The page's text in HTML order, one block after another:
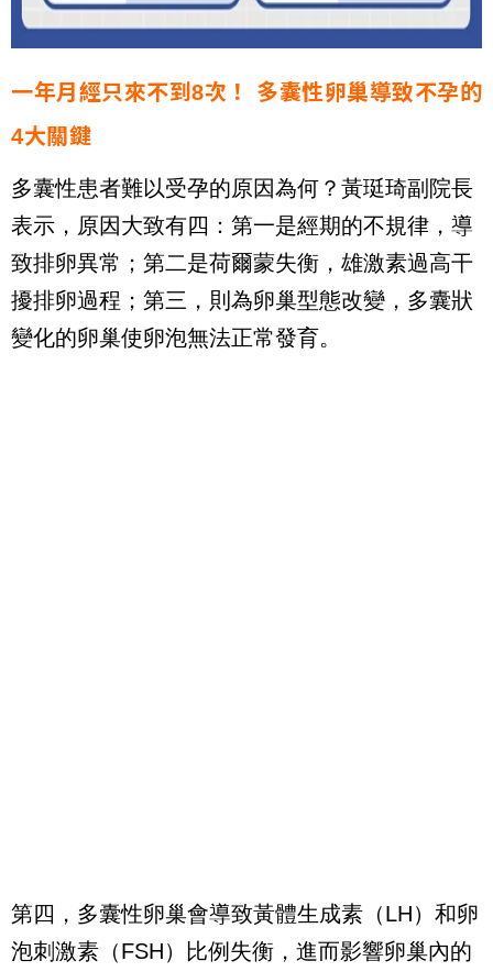
一年月經只來不到8次！ 多囊性卵巢導致不孕的
4大關鍵
多囊性患者難以受孕的原因為何？黃珽琦副院長
表示，原因大致有四：第一是經期的不規律，導
致排卵異常；第二是荷爾蒙失衡，雄激素過高干
擾排卵過程；第三，則為卵巢型態改變，多囊狀
變化的卵巢使卵泡無法正常發育。
第四，多囊性卵巢會導致黃體生成素（LH）和卵
泡刺激素（FSH）比例失衡，進而影響卵巢內的